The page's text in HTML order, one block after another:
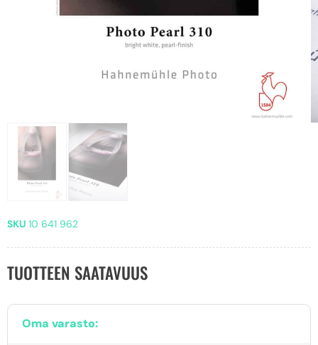
SKU 10 641 962
TUOTTEEN SAATAVUUS
Oma varasto: